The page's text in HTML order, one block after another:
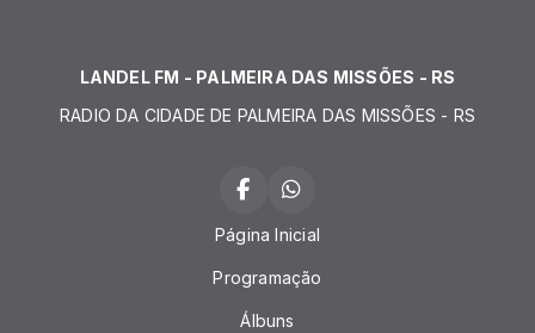
LANDEL FM - PALMEIRA DAS MISSÕES - RS
RADIO DA CIDADE DE PALMEIRA DAS MISSÕES - RS
Página Inicial
Programação
Álbuns